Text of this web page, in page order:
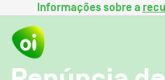
Informações sobre a